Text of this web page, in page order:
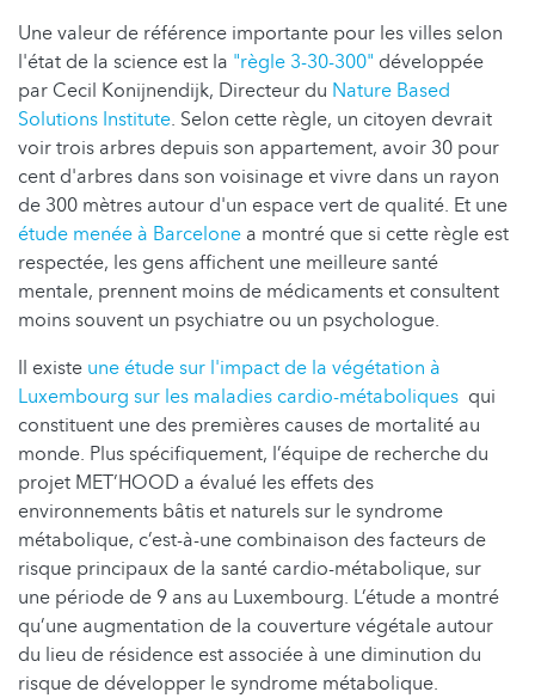
Une valeur de référence importante pour les villes selon
l'état de la science est la "règle 3-30-300" développée
par Cecil Konijnendijk, Directeur du Nature Based
Solutions Institute. Selon cette règle, un citoyen devrait
voir trois arbres depuis son appartement, avoir 30 pour
cent d'arbres dans son voisinage et vivre dans un rayon
de 300 mètres autour d'un espace vert de qualité. Et une
étude menée à Barcelone a montré que si cette règle est
respectée, les gens affichent une meilleure santé
mentale, prennent moins de médicaments et consultent
moins souvent un psychiatre ou un psychologue.
Il existe une étude sur l'impact de la végétation à
Luxembourg sur les maladies cardio-métaboliques qui
constituent une des premières causes de mortalité au
monde. Plus spécifiquement, l’équipe de recherche du
projet MET’HOOD a évalué les effets des
environnements bâtis et naturels sur le syndrome
métabolique, c’est-à-une combinaison des facteurs de
risque principaux de la santé cardio-métabolique, sur
une période de 9 ans au Luxembourg. L’étude a montré
qu’une augmentation de la couverture végétale autour
du lieu de résidence est associée à une diminution du
risque de développer le syndrome métabolique.